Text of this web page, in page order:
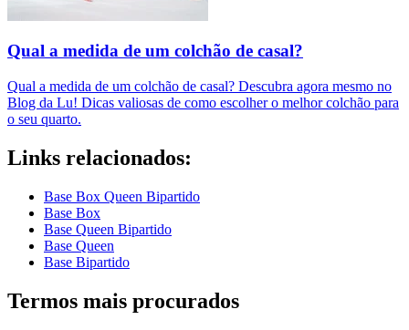
Qual a medida de um colchão de casal?
Qual a medida de um colchão de casal? Descubra agora mesmo no
Blog da Lu! Dicas valiosas de como escolher o melhor colchão para
o seu quarto.
Links relacionados:
Base Box Queen Bipartido
Base Box
Base Queen Bipartido
Base Queen
Base Bipartido
Termos mais procurados